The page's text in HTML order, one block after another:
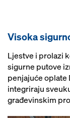
Visoka
Ljestve i prolazi
sigurne putove
penjajuće oplate
integriraju
građevinskim